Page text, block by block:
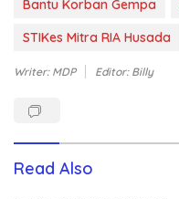
Bantu Korban Gempa
STIKes Mitra RIA Husada
Writer: MDP Editor: Billy
Read Also